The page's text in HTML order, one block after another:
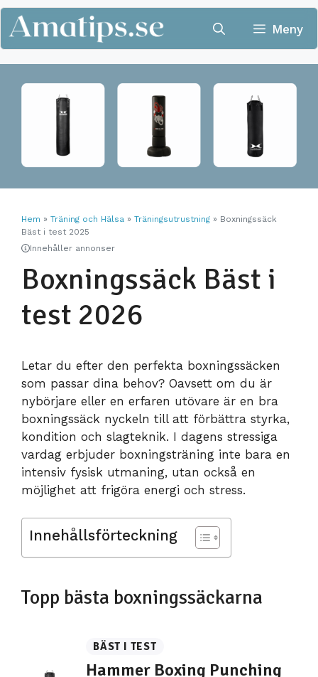
Hoppa
till
innehåll
Meny
Hem » Träning och Hälsa » Träningsutrustning » Boxningssäck
Bäst i test 2025
Innehåller annonser
Boxningssäck Bäst i
test 2026
Letar du efter den perfekta boxningssäcken
som passar dina behov? Oavsett om du är
nybörjare eller en erfaren utövare är en bra
boxningssäck nyckeln till att förbättra styrka,
kondition och slagteknik. I dagens stressiga
vardag erbjuder boxningsträning inte bara en
intensiv fysisk utmaning, utan också en
möjlighet att frigöra energi och stress.
Innehållsförteckning
Topp bästa boxningssäckarna
BÄST I TEST
Hammer Boxing Punching